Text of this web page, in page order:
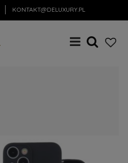
KONTAKT@DELUXURY.PL